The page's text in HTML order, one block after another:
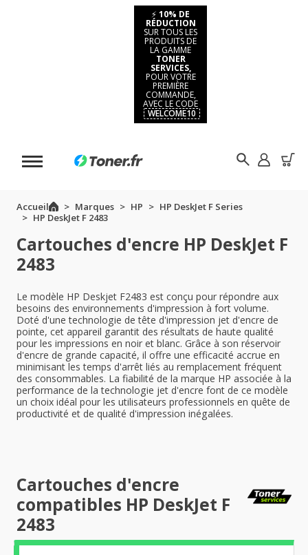
⚡ 10% DE
RÉDUCTION
SUR TOUS LES
PRODUITS DE
LA GAMME
TONER
SERVICES,
POUR VOTRE
PREMIÈRE
COMMANDE,
AVEC LE CODE
WELCOME10
Accueil Marques HP
HP DeskJet F Series
HP DeskJet F 2483
Cartouches d'encre HP DeskJet F
2483
Le modèle HP Deskjet F2483 est conçu pour répondre aux
besoins des environnements d'impression à fort volume.
Doté d'une technologie de tête d'impression jet d'encre de
pointe, cet appareil garantit des résultats de haute qualité
pour les impressions en noir et blanc. Grâce à son réservoir
d'encre de grande capacité, il offre une efficacité accrue en
minimisant les temps d'arrêt liés au remplacement fréquent
des consommables. La fiabilité de la marque HP associée à la
performance de la technologie jet d'encre font de ce modèle
un choix idéal pour les utilisateurs professionnels en quête de
productivité et de qualité d'impression inégalées.
Cartouches d'encre
compatibles HP DeskJet F
2483